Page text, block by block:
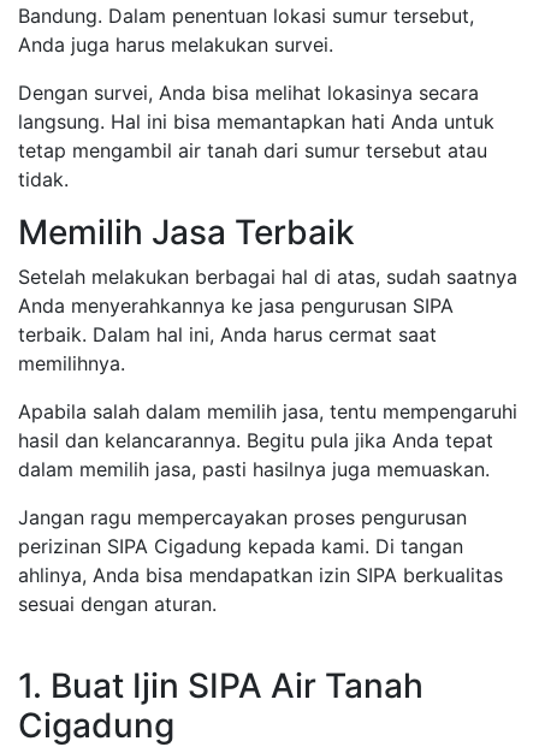
Bandung. Dalam penentuan lokasi sumur tersebut,
Anda juga harus melakukan survei.
Dengan survei, Anda bisa melihat lokasinya secara
langsung. Hal ini bisa memantapkan hati Anda untuk
tetap mengambil air tanah dari sumur tersebut atau
tidak.
Memilih Jasa Terbaik
Setelah melakukan berbagai hal di atas, sudah saatnya
Anda menyerahkannya ke jasa pengurusan SIPA
terbaik. Dalam hal ini, Anda harus cermat saat
memilihnya.
Apabila salah dalam memilih jasa, tentu mempengaruhi
hasil dan kelancarannya. Begitu pula jika Anda tepat
dalam memilih jasa, pasti hasilnya juga memuaskan.
Jangan ragu mempercayakan proses pengurusan
perizinan SIPA Cigadung kepada kami. Di tangan
ahlinya, Anda bisa mendapatkan izin SIPA berkualitas
sesuai dengan aturan.
1. Buat Ijin SIPA Air Tanah
Cigadung